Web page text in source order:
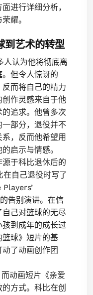
进行详细分析，
耀。
到艺术的转型
人认为他将彻底离
但令人惊讶的
而将自己的精力
作灵感来自于他
追求。他曾多次
部分，退役并不
，反而他希望用
启示与情感。
源于科比退休后的
在自己退役时写了
告别演讲。在信
己对篮球的无尽
到成年的成长过
球》短片的基
了动画创作团
动画短片《亲爱
方式。科比在创